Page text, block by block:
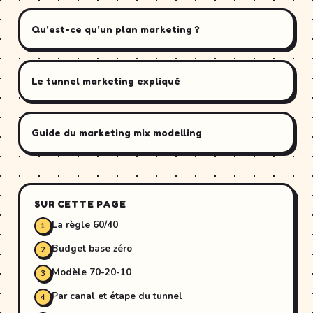
Qu'est-ce qu'un plan marketing ?
Le tunnel marketing expliqué
Guide du marketing mix modelling
SUR CETTE PAGE
La règle 60/40
Budget base zéro
Modèle 70-20-10
Par canal et étape du tunnel